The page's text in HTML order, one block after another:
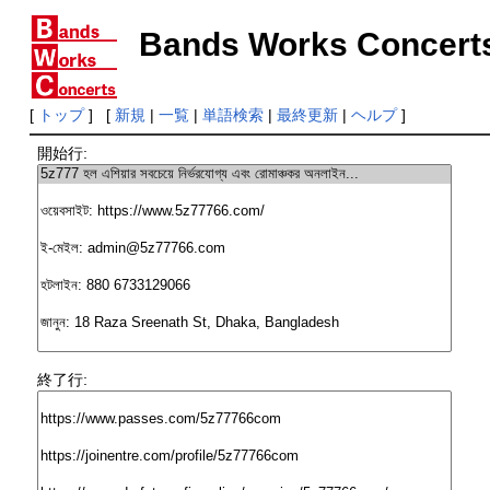
Bands Works
[ トップ] [ 新規 | 一覧| 単語検索| 最終更新| ヘルプ]
開始行:
終了行: